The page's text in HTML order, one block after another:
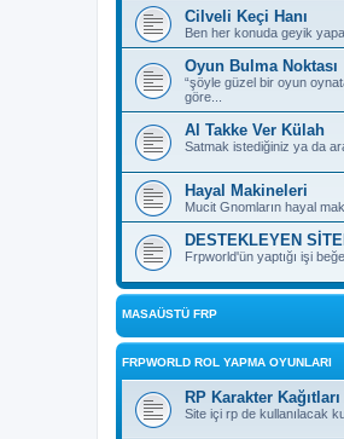
Cilveli Keçi Hanı
Ben her konuda geyik
Oyun Bulma Noktası
“şöyle güzel bir oyun
göre...
Al Takke Ver Külah
Satmak istediğiniz ya da
Hayal Makineleri
Mucit Gnomların hayal
DESTEKLEYEN
Frpworld'ün yaptığı işi
MASAÜSTÜ FRP
FRPWORLD ROL YAPMA OYUNLARI
RP Karakter Kağıtları
Site içi rp de kullanılacak